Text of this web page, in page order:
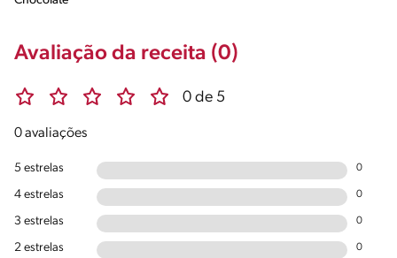
Avaliação da receita (0)
0 de 5
0 avaliações
5 estrelas 0
4 estrelas 0
3 estrelas 0
2 estrelas 0